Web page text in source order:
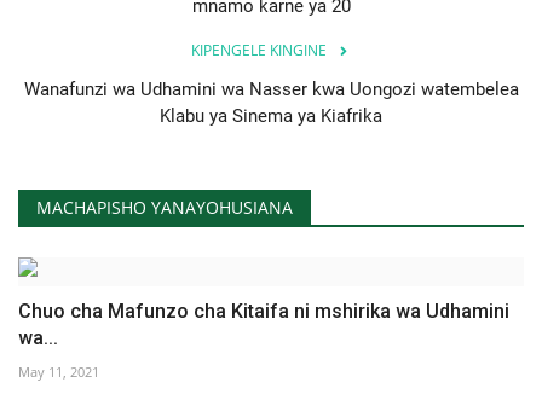
mnamo karne ya 20
KIPENGELE KINGINE
Wanafunzi wa Udhamini wa Nasser kwa Uongozi watembelea
Klabu ya Sinema ya Kiafrika
MACHAPISHO YANAYOHUSIANA
Chuo cha Mafunzo cha Kitaifa ni mshirika wa Udhamini
wa...
May 11, 2021